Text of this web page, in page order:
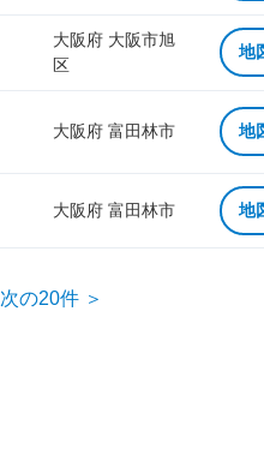
大阪府 大阪市旭
区
地
大阪府 富田林市 地
大阪府 富田林市 地
次の20件 ＞